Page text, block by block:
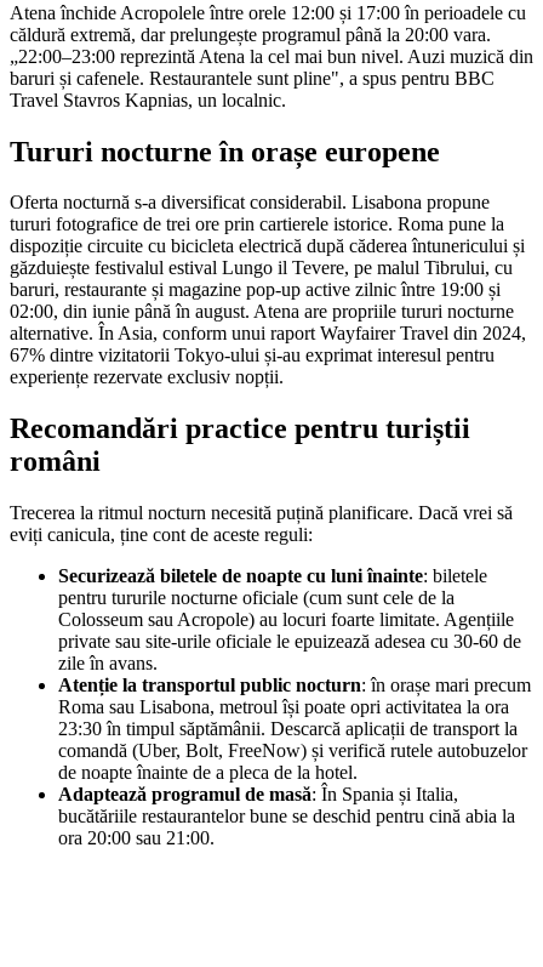
Atena închide Acropolele între orele 12:00 și 17:00 în perioadele cu
căldură extremă, dar prelungește programul până la 20:00 vara.
„22:00–23:00 reprezintă Atena la cel mai bun nivel. Auzi muzică din
baruri și cafenele. Restaurantele sunt pline", a spus pentru BBC
Travel Stavros Kapnias, un localnic.
Tururi nocturne în orașe europene
Oferta nocturnă s-a diversificat considerabil. Lisabona propune
tururi fotografice de trei ore prin cartierele istorice. Roma pune la
dispoziție circuite cu bicicleta electrică după căderea întunericului și
găzduiește festivalul estival Lungo il Tevere, pe malul Tibrului, cu
baruri, restaurante și magazine pop-up active zilnic între 19:00 și
02:00, din iunie până în august. Atena are propriile tururi nocturne
alternative. În Asia, conform unui raport Wayfairer Travel din 2024,
67% dintre vizitatorii Tokyo-ului și-au exprimat interesul pentru
experiențe rezervate exclusiv nopții.
Recomandări practice pentru turiștii
români
Trecerea la ritmul nocturn necesită puțină planificare. Dacă vrei să
eviți canicula, ține cont de aceste reguli:
Securizează biletele de noapte cu luni înainte: biletele
pentru tururile nocturne oficiale (cum sunt cele de la
Colosseum sau Acropole) au locuri foarte limitate. Agențiile
private sau site-urile oficiale le epuizează adesea cu 30-60 de
zile în avans.
Atenție la transportul public nocturn: în orașe mari precum
Roma sau Lisabona, metroul își poate opri activitatea la ora
23:30 în timpul săptămânii. Descarcă aplicații de transport la
comandă (Uber, Bolt, FreeNow) și verifică rutele autobuzelor
de noapte înainte de a pleca de la hotel.
Adaptează programul de masă: În Spania și Italia,
bucătăriile restaurantelor bune se deschid pentru cină abia la
ora 20:00 sau 21:00.